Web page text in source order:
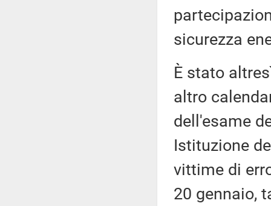
sicurezza
È stato
altro
dell'esame
Istituzione
vittime di
20 gennaio,